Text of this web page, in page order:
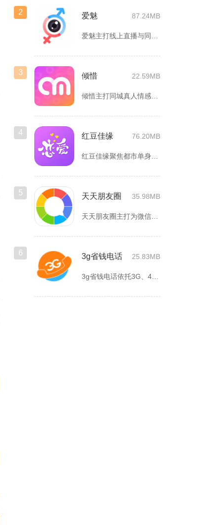
2 爱魅 87.24MB
爱魅主打线上直播与同城轻社交融合服务，整合影音直播、兴趣社群...
3 倾惜 22.59MB
倾惜主打同城真人情感社交，面向有交友、脱单需求的年轻用户，依...
4 红豆佳缘 76.20MB
红豆佳缘聚焦都市单身人群严肃婚恋需求，搭建线上线下联动的真实...
5 天天朋友圈 35.98MB
天天朋友圈主打为微信以及各类社交平台提供全套发圈素材，涵盖文...
6 3g省钱电话 25.83MB
3g省钱电话依托3G、4G、5G及WiFi网络实现低资费通话...